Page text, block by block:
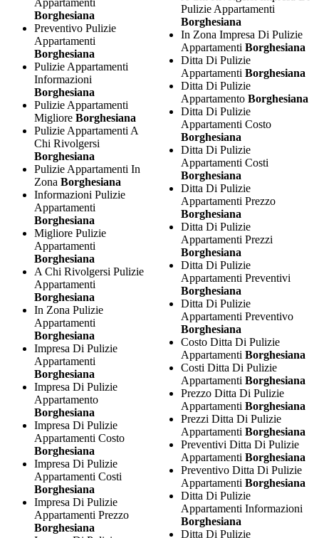
Appartamenti
Borghesiana
Preventivo Pulizie
Appartamenti
Borghesiana
Pulizie Appartamenti
Informazioni
Borghesiana
Pulizie Appartamenti
Migliore Borghesiana
Pulizie Appartamenti A
Chi Rivolgersi
Borghesiana
Pulizie Appartamenti In
Zona Borghesiana
Informazioni Pulizie
Appartamenti
Borghesiana
Migliore Pulizie
Appartamenti
Borghesiana
A Chi Rivolgersi Pulizie
Appartamenti
Borghesiana
In Zona Pulizie
Appartamenti
Borghesiana
Impresa Di Pulizie
Appartamenti
Borghesiana
Impresa Di Pulizie
Appartamento
Borghesiana
Impresa Di Pulizie
Appartamenti Costo
Borghesiana
Impresa Di Pulizie
Appartamenti Costi
Borghesiana
Impresa Di Pulizie
Appartamenti Prezzo
Borghesiana
Pulizie Appartamenti
Borghesiana
In Zona Impresa Di Pulizie
AppartamentiBorghesiana
Ditta Di Pulizie
AppartamentiBorghesiana
Ditta Di Pulizie
AppartamentoBorghesiana
Ditta Di Pulizie
Appartamenti Costo
Borghesiana
Ditta Di Pulizie
Appartamenti Costi
Borghesiana
Ditta Di Pulizie
Appartamenti Prezzo
Borghesiana
Ditta Di Pulizie
Appartamenti Prezzi
Borghesiana
Ditta Di Pulizie
Appartamenti Preventivi
Borghesiana
Ditta Di Pulizie
Appartamenti Preventivo
Borghesiana
Costo Ditta Di Pulizie
AppartamentiBorghesiana
Costi Ditta Di Pulizie
AppartamentiBorghesiana
Prezzo Ditta Di Pulizie
AppartamentiBorghesiana
Prezzi Ditta Di Pulizie
AppartamentiBorghesiana
Preventivi Ditta Di Pulizie
AppartamentiBorghesiana
Preventivo Ditta Di Pulizie
AppartamentiBorghesiana
Ditta Di Pulizie
Appartamenti Informazioni
Borghesiana
Ditta Di Pulizie